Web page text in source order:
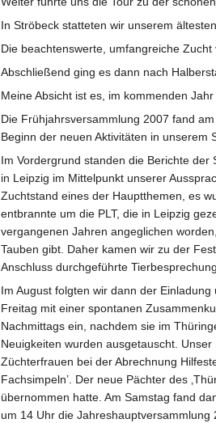
In Ströbeck statteten wir unserem
Die beachtenswerte, umfangreiche
Abschließend ging es dann nach
Meine Absicht ist es, im kommenden
Die Frühjahrsversammlung 2007 fand
Beginn der neuen Aktivitäten in unserem
Im Vordergrund standen die Berichte der
in Leipzig im Mittelpunkt unserer
Zuchtstand eines der Hauptthemen, es
entbrannte um die PLT, die in Leipzig
vergangenen Jahren angeglichen
Tauben gibt. Daher kamen wir zu der
Anschluss durchgeführte
Im August folgten wir dann der
Freitag mit einer spontanen
Nachmittags ein, nachdem sie im
Neuigkeiten wurden ausgetauscht.
Züchterfrauen bei der Abrechnung
Fachsimpeln’. Der neue Pächter des
übernommen hatte. Am Samstag fand
um 14 Uhr die